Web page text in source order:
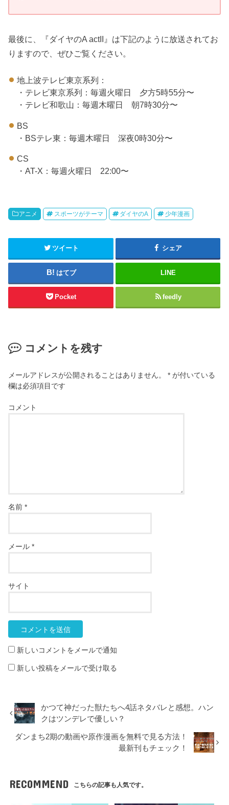
最後に、『ダイヤのA actII』は下記のように放送されてお
りますので、ぜひご覧ください。
地上波テレビ東京系列：
・テレビ東京系列：毎週火曜日 夕方5時55分〜
・テレビ和歌山：毎週木曜日 朝7時30分〜
BS
・BSテレ東：毎週木曜日 深夜0時30分〜
CS
・AT-X：毎週火曜日 22:00〜
アニメ スポーツがテーマ ダイヤのA 少年漫画
ツイート シェア
はてブ LINE
Pocket feedly
コメントを残す
メールアドレスが公開されることはありません。 * が付いている
欄は必須項目です
コメント
名前*
メール*
サイト
新しいコメントをメールで通知
新しい投稿をメールで受け取る
かつて神だった獣たちへ4話ネタバレと感想。ハン
クはツンデレで優しい？
ダンまち2期の動画や原作漫画を無料で見る方法！
最新刊もチェック！
RECOMMEND こちらの記事も人気です。